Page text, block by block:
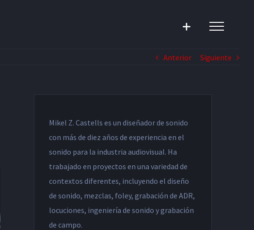
Anterior Siguiente
Mikel Z. Castells es un diseñador de sonido
con más de diez años de experiencia en el
sonido para la industria audiovisual. Ha
trabajado en proyectos en una variedad de
contextos diferentes, incluyendo el diseño
de sonido, mezclas, foley, grabación de ADR,
locuciones, ingeniería de sonido y grabación
de campo.